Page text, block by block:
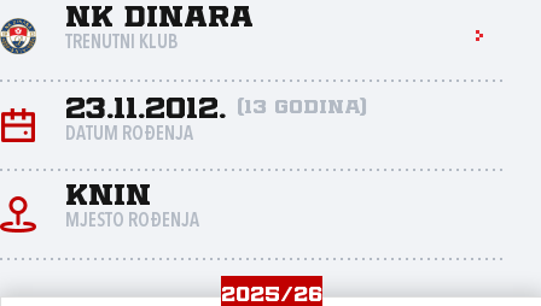
NK Dinara
TRENUTNI KLUB
23.11.2012. (13 godina)
DATUM ROĐENJA
Knin
MJESTO ROĐENJA
2025/26